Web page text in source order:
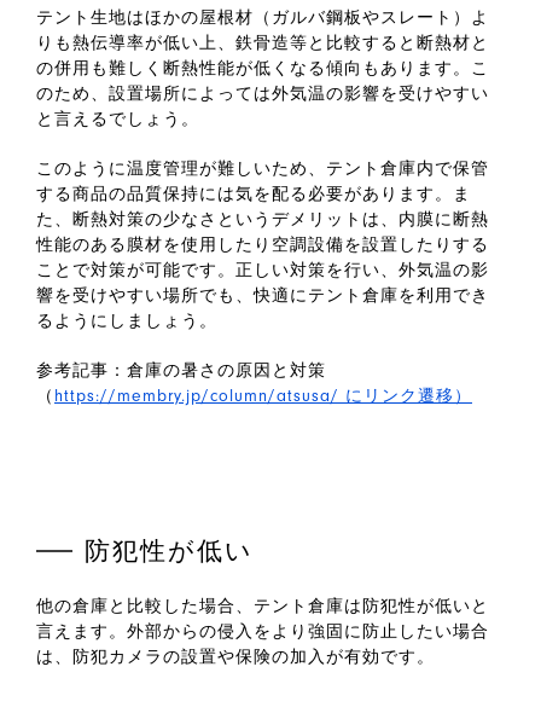
テント生地はほかの屋根材（ガルバ鋼板やスレート）よ
りも熱伝導率が低い上、鉄骨造等と比較すると断熱材と
の併用も難しく断熱性能が低くなる傾向もあります。こ
のため、設置場所によっては外気温の影響を受けやすい
と言えるでしょう。
このように温度管理が難しいため、テント倉庫内で保管
する商品の品質保持には気を配る必要があります。ま
た、断熱対策の少なさというデメリットは、内膜に断熱
性能のある膜材を使用したり空調設備を設置したりする
ことで対策が可能です。 正しい対策を行い、外気温の影
響を受けやすい場所でも、快適にテント倉庫を利用でき
るようにしましょう。
参考記事：倉庫の暑さの原因と対策
（ https://membry.jp/column/atsusa/ にリンク遷移）
防犯性が低い
他の倉庫と比較した場合、テント倉庫は防犯性が低いと
言えます。外部からの侵入をより強固に防止したい場合
は、防犯カメラの設置や保険の加入が有効です。